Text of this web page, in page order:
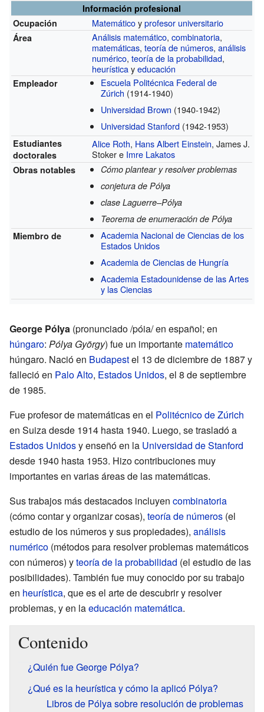
Información profesional
Ocupación
Matemáticoyprofesor universitario
Área Análisis matemático,combinatoria,
matemáticas,teoría de números,análisis
numérico,teoría de la probabilidad,
heurísticayeducación
Empleador
Escuela Politécnica Federal de
Zúrich (1914-1940)
Universidad Brown (1940-1942)
Universidad Stanford (1942-1953)
Estudiantes
doctorales
Alice Roth, Hans Albert Einstein, James J.
Stoker e Imre Lakatos
Obras notables
Cómo plantear y resolver problemas
conjetura de Pólya
clase Laguerre–Pólya
Teorema de enumeración de Pólya
Miembro de
Academia Nacional de Ciencias de los
Estados Unidos
Academia de Ciencias de Hungría
Academia Estadounidense de las Artes
y las Ciencias
George Pólya (pronunciado /póia/ en español; en
húngaro: Pólya György) fue un importante matemático
húngaro. Nació en Budapestel 13 de diciembre de 1887 y
falleció en Palo Alto, Estados Unidos, el 8 de septiembre
de 1985.
Fue profesor de matemáticas en el Politécnico de Zúrich
en Suiza desde 1914 hasta 1940. Luego, se trasladó a
Estados Unidosy enseñó en la Universidad de Stanford
desde 1940 hasta 1953. Hizo contribuciones muy
importantes en varias áreas de las matemáticas.
Sus trabajos más destacados incluyen combinatoria
(cómo contar y organizar cosas), teoría de números (el
estudio de los números y sus propiedades), análisis
numérico (métodos para resolver problemas matemáticos
con números) yteoría de la probabilidad (el estudio de las
posibilidades). También fue muy conocido por su trabajo
en heurística, que es el arte de descubrir y resolver
problemas, y en laeducación matemática.
Contenido
¿Quién fue George Pólya?
¿Qué es la heurística y cómo la aplicó Pólya?
Libros de Pólya sobre resolución de problemas